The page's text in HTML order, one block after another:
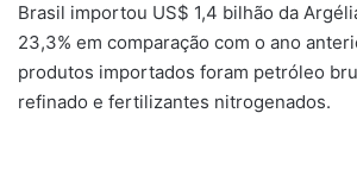
Brasil importou US$ 1,4 bilhão da
23,3% em comparação com o ano
produtos importados foram petróleo
refinado e fertilizantes nitrogenados.